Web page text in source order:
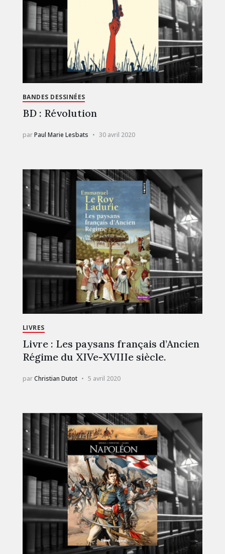
BANDES DESSINÉES
BD : Révolution
parPaul Marie Lesbats 30 avril 2020
LIVRES
Livre : Les paysans français d’Ancien
Régime du XIVe-XVIIIe siècle.
parChristian Dutot 5 avril 2020